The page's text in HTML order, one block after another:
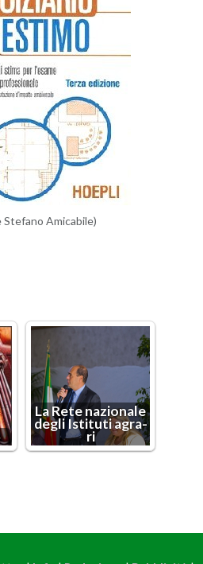
Ami­ca­bi­le)
La Rete na­zio­na­le
degli Isti­tu­ti agra­
ri